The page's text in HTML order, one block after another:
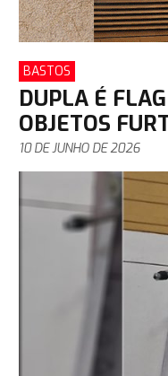
BASTOS
DUPLA É
OBJETOS
10 DE JUNHO DE 2026